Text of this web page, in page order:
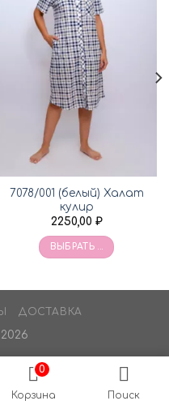
7078/001 (белый) Халат
кулир
2250,00 ₽
ВЫБРАТЬ ...
ДОСТАВКА
0
Корзина Поиск